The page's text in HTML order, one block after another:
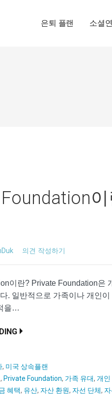
은퇴 플랜 소셜
이
의견 작성하기
이란? Private Foundation은
. 일반적으로 가족이나 개인
을…
, 미국 상속플랜
, Private Foundation, 가족 유대, 개
혜택, 유산, 자산 환원, 자선 단체,